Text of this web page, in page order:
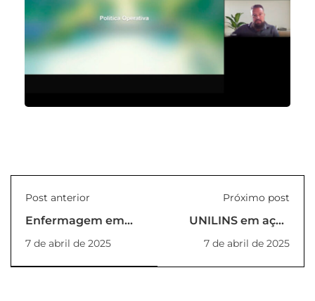
Post anterior
Enfermagem em
Mundial da Água
7 de abril de 2025
Próximo post
UNILINS em ação
Dia da Mulher!
7 de abril de 2025